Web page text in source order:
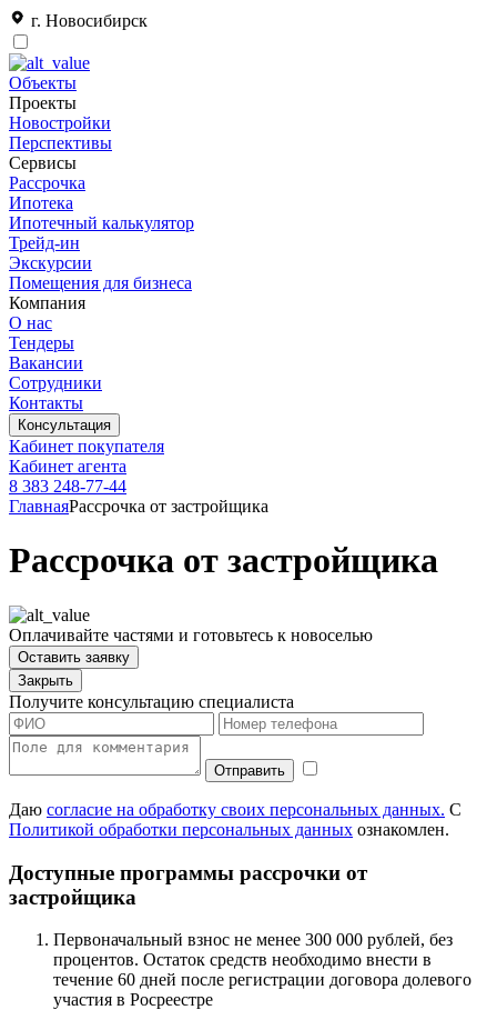
г. Новосибирск
Объекты
Проекты
Новостройки
Перспективы
Сервисы
Рассрочка
Ипотека
Ипотечный калькулятор
Трейд-ин
Экскурсии
Помещения для бизнеса
Компания
О нас
Тендеры
Вакансии
Сотрудники
Контакты
Консультация
Кабинет покупателя
Кабинет агента
8 383 248-77-44
ГлавнаяРассрочка от застройщика
Рассрочка от застройщика
Оплачивайте частями и готовьтесь к новоселью
Оставить заявку
Закрыть
Получите консультацию специалиста
Даю согласие на обработку своих персональных данных. С
Политикой обработки персональных данных ознакомлен.
Доступные программы рассрочки от
застройщика
Первоначальный взнос не менее 300 000 рублей, без
процентов. Остаток средств необходимо внести в
течение 60 дней после регистрации договора долевого
участия в Росреестре